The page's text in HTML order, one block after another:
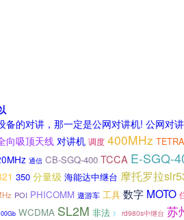
的对讲，那一定是公网对讲机! 公网
向吸顶天线 对讲机 调度 400MHz TETRA
通信 CB-SGQ-400 TCCA E-SGQ-
350 分量级 海能达中继台 摩托罗拉
POI PHICOMM 遨游车 工具 数字 MOTO
WCDMA SL2M 非法 》 rd980s中继台 苏